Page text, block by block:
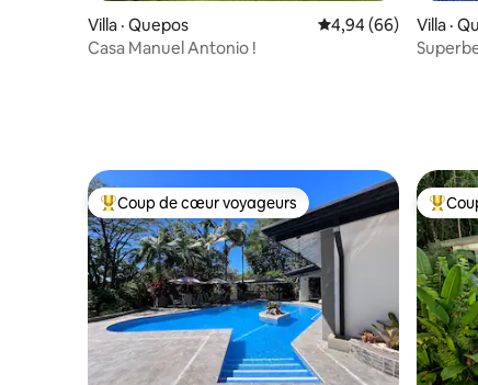
Villa · Quepos Note moyenne de
4,94 (66)
Casa Manuel Antonio !
Villa ·
Coup de cœur voyageurs parmi les plus aimés
Coup de cœur voyageurs Coup